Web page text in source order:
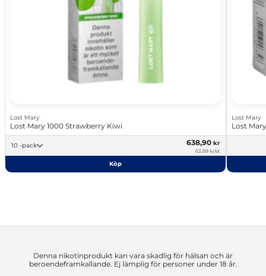
Lost Mary
Lost Mary 1000 Strawberry Kiwi
10 -pack 638,90 kr
63,89 kr/st
Köp
Lost Mary
Lost
Denna nikotinprodukt kan vara skadlig för hälsan och är
beroendeframkallande. Ej lämplig för personer under 18 år.